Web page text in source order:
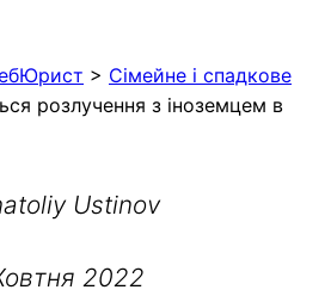
> Сімейне і спадкове
розлучення з іноземцем в
Ustinov
2022